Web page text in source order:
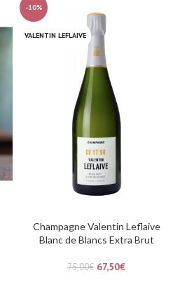
-10%
VALENTIN LEFLAIVE
Champagne Valentin Leflaive
Blanc de Blancs Extra Brut
75,00€ 67,50€